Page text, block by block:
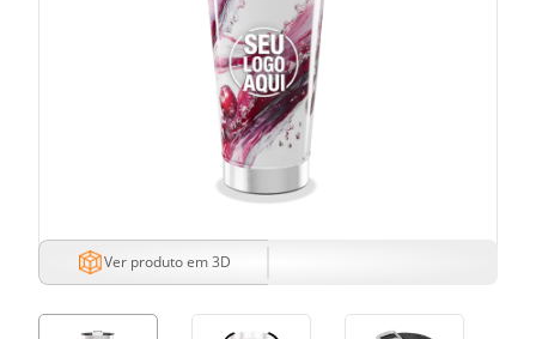
Ver produto em 3D